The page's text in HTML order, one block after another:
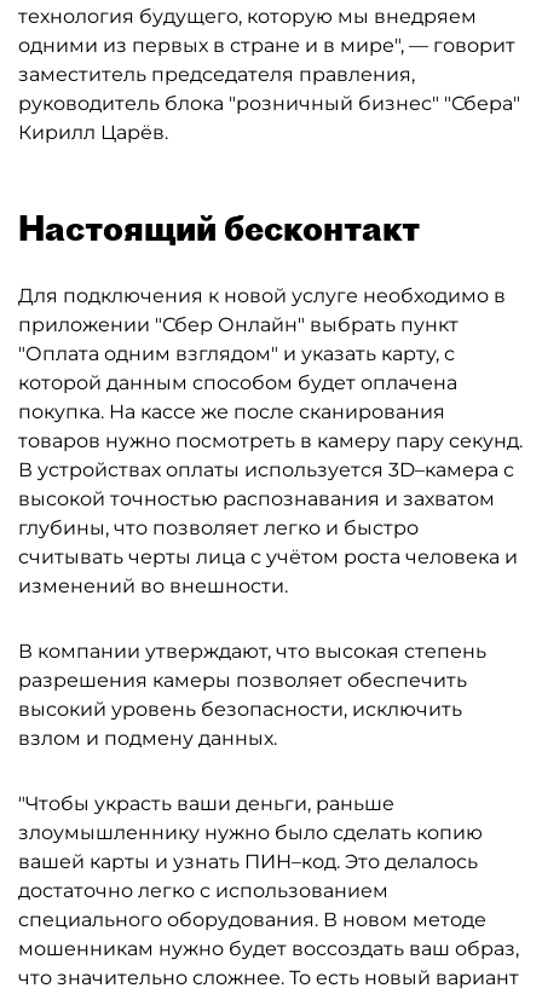
технология будущего, которую мы внедряем
одними из первых в стране и в мире", — говорит
заместитель председателя правления,
руководитель блока "розничный бизнес" "Сбера"
Кирилл Царёв.
Настоящий бесконтакт
Для подключения к новой услуге необходимо в
приложении "Сбер Онлайн" выбрать пункт
"Оплата одним взглядом" и указать карту, с
которой данным способом будет оплачена
покупка. На кассе же после сканирования
товаров нужно посмотреть в камеру пару секунд.
В устройствах оплаты используется 3D–камера с
высокой точностью распознавания и захватом
глубины, что позволяет легко и быстро
считывать черты лица с учётом роста человека и
изменений во внешности.
В компании утверждают, что высокая степень
разрешения камеры позволяет обеспечить
высокий уровень безопасности, исключить
взлом и подмену данных.
"Чтобы украсть ваши деньги, раньше
злоумышленнику нужно было сделать копию
вашей карты и узнать ПИН–код. Это делалось
достаточно легко с использованием
специального оборудования. В новом методе
мошенникам нужно будет воссоздать ваш образ,
что значительно сложнее. То есть новый вариант